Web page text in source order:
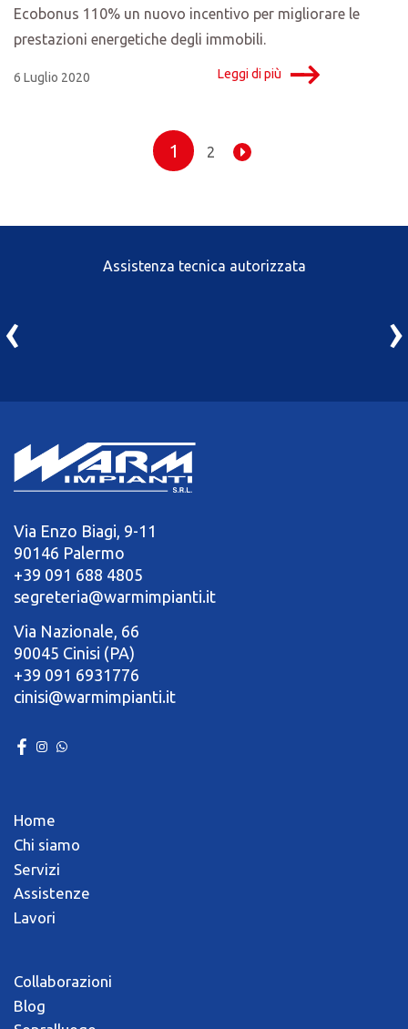
Ecobonus 110% un nuovo incentivo per migliorare le
prestazioni energetiche degli immobili.
6 Luglio 2020 Leggi di più
1 2
Assistenza tecnica autorizzata
‹ ›
Via Enzo Biagi, 9-11
90146 Palermo
+39 091 688 4805
segreteria@warmimpianti.it
Via Nazionale, 66
90045 Cinisi (PA)
+39 091 6931776
cinisi@warmimpianti.it
Home
Chi siamo
Servizi
Assistenze
Lavori
Collaborazioni
Blog